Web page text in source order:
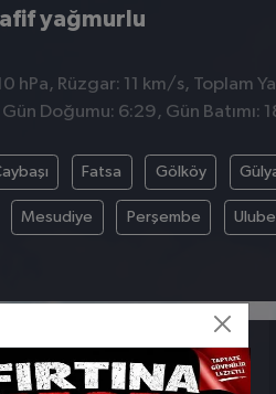
yağmurlu
hPa, Rüzgar: 11 km/s, Toplam
Doğumu: 6:29, Gün Batımı:
Fatsa Gölköy
Mesudiye Perşembe
RÜZGAR